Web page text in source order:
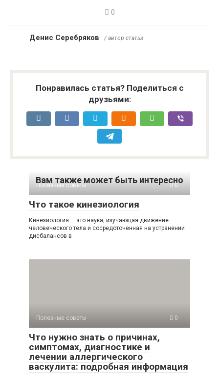
0
Денис Серебряков / автор статьи
Понравилась статья? Поделиться с
друзьями:
Вам также может быть интересно
Полезные советы 0
Что такое кинезиология
Кинезиология — это наука, изучающая движение
человеческого тела и сосредоточенная на устранении
дисбалансов в
Полезные советы 0
Что нужно знать о причинах,
симптомах, диагностике и
лечении аллергического
васкулита: подробная информация